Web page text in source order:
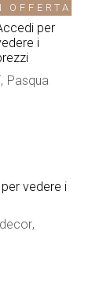
OFFERTA
per
i
Pasqua
vedere i